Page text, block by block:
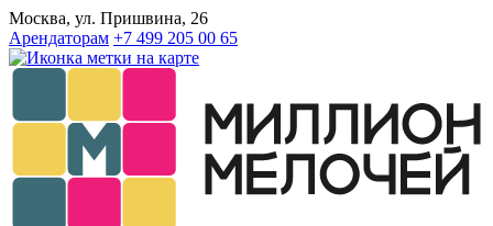
Москва, ул. Пришвина, 26
Арендаторам +7 499 205 00 65